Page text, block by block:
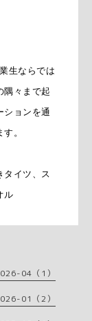
生ならでは
隅々まで起
ションを通
。
タイツ、ス
ル
04（1）
01（2）